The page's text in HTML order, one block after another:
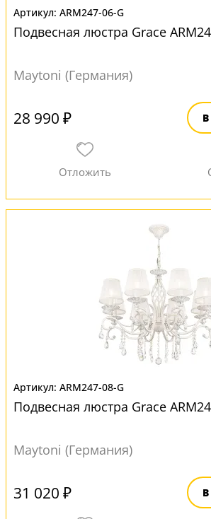
ARM247-06-G
Подвесная люстра Grace
Maytoni (Германия)
28 990 ₽
ARM247-08-G
Подвесная люстра Grace
Maytoni (Германия)
31 020 ₽